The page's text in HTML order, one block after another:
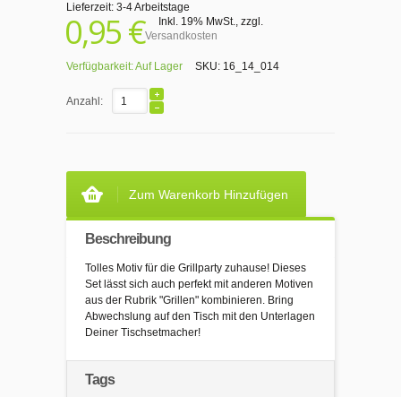
Lieferzeit: 3-4 Arbeitstage
0,95 € Inkl. 19% MwSt., zzgl.
Versandkosten
Verfügbarkeit:Auf Lager SKU: 16_14_014
Anzahl:
Zum Warenkorb Hinzufügen
Beschreibung
Tolles Motiv für die Grillparty zuhause! Dieses
Set lässt sich auch perfekt mit anderen Motiven
aus der Rubrik "Grillen" kombinieren. Bring
Abwechslung auf den Tisch mit den Unterlagen
Deiner Tischsetmacher!
Tags